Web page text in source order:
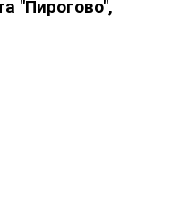
"Пирогово",